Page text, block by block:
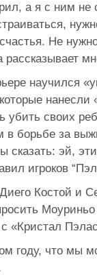
а я с ним
Не
рассказывает
научился
нанесли
убить своих
борьбе за
сказать: эй,
игроков
Костой и
«Кристал
году, что мы